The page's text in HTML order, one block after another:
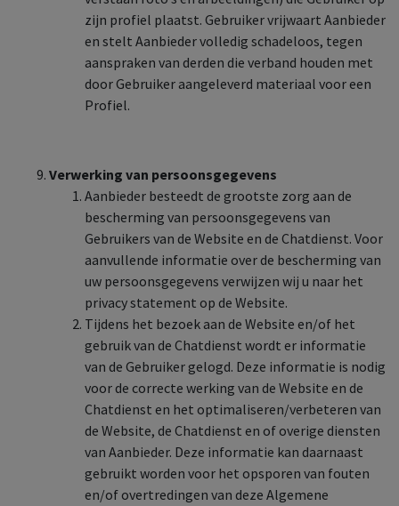
zijn profiel plaatst. Gebruiker vrijwaart Aanbieder
en stelt Aanbieder volledig schadeloos, tegen
aanspraken van derden die verband houden met
door Gebruiker aangeleverd materiaal voor een
Profiel.
Verwerking van persoonsgegevens
Aanbieder besteedt de grootste zorg aan de
bescherming van persoonsgegevens van
Gebruikers van de Website en de Chatdienst. Voor
aanvullende informatie over de bescherming van
uw persoonsgegevens verwijzen wij u naar het
privacy statement op de Website.
Tijdens het bezoek aan de Website en/of het
gebruik van de Chatdienst wordt er informatie
van de Gebruiker gelogd. Deze informatie is nodig
voor de correcte werking van de Website en de
Chatdienst en het optimaliseren/verbeteren van
de Website, de Chatdienst en of overige diensten
van Aanbieder. Deze informatie kan daarnaast
gebruikt worden voor het opsporen van fouten
en/of overtredingen van deze Algemene